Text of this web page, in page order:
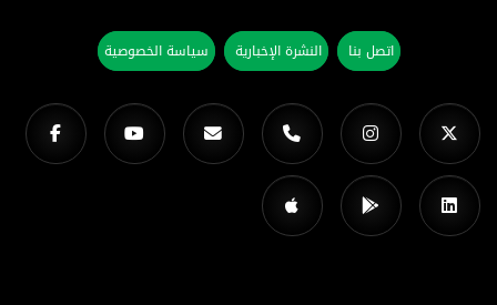
اتصل بنا النشرة الإخبارية سياسة الخصوصية